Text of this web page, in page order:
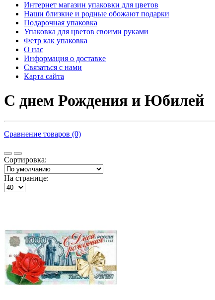
Интернет магазин упаковки для цветов
Наши близкие и родные обожают подарки
Подарочная упаковка
Упаковка для цветов своими руками
Фетр как упаковка
О нас
Информация о доставке
Связаться с нами
Карта сайта
С днем Рождения и Юбилей
Сравнение товаров (0)
Сортировка:
На странице: